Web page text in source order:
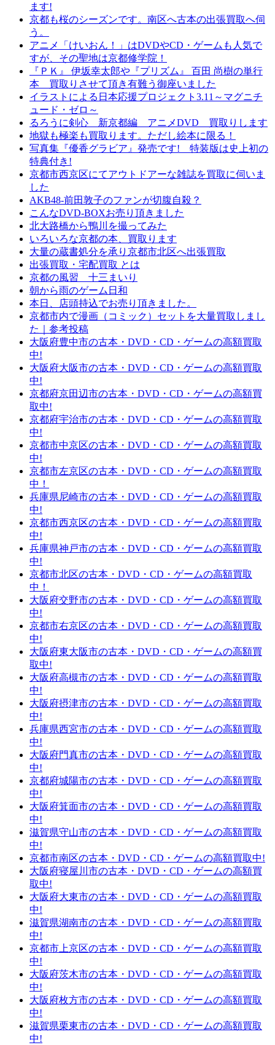
ます!
京都も桜のシーズンです。南区へ古本の出張買取へ伺
う。
アニメ「けいおん！」はDVDやCD・ゲームも人気で
すが、その聖地は京都修学院！
『ＰＫ』 伊坂幸太郎や『プリズム』 百田 尚樹の単行
本 買取りさせて頂き有難う御座いました
イラストによる日本応援プロジェクト3.11～マグニチ
ュード・ゼロ～
るろうに剣心 新京都編 アニメDVD 買取りします
地獄も極楽も買取ります。ただし絵本に限る！
写真集『優香グラビア』発売です! 特装版は史上初の
特典付き!
京都市西京区にてアウトドアーな雑誌を買取に伺いま
した
AKB48-前田敦子のファンが切腹自殺？
こんなDVD-BOXお売り頂きました
北大路橋から鴨川を撮ってみた
いろいろな京都の本、買取ります
大量の蔵書処分を承り京都市北区へ出張買取
出張買取・宅配買取 とは
京都の風習 十三まいり
朝から雨のゲーム日和
本日、店頭持込でお売り頂きました。
京都市内で漫画（コミック）セットを大量買取しまし
た｜参考投稿
大阪府豊中市の古本・DVD・CD・ゲームの高額買取
中!
大阪府大阪市の古本・DVD・CD・ゲームの高額買取
中!
京都府京田辺市の古本・DVD・CD・ゲームの高額買
取中!
京都府宇治市の古本・DVD・CD・ゲームの高額買取
中!
京都市中京区の古本・DVD・CD・ゲームの高額買取
中!
京都市左京区の古本・DVD・CD・ゲームの高額買取
中！
兵庫県尼崎市の古本・DVD・CD・ゲームの高額買取
中!
京都市西京区の古本・DVD・CD・ゲームの高額買取
中!
兵庫県神戸市の古本・DVD・CD・ゲームの高額買取
中!
京都市北区の古本・DVD・CD・ゲームの高額買取
中！
大阪府交野市の古本・DVD・CD・ゲームの高額買取
中!
京都市右京区の古本・DVD・CD・ゲームの高額買取
中!
大阪府東大阪市の古本・DVD・CD・ゲームの高額買
取中!
大阪府高槻市の古本・DVD・CD・ゲームの高額買取
中!
大阪府摂津市の古本・DVD・CD・ゲームの高額買取
中!
兵庫県西宮市の古本・DVD・CD・ゲームの高額買取
中!
大阪府門真市の古本・DVD・CD・ゲームの高額買取
中!
京都府城陽市の古本・DVD・CD・ゲームの高額買取
中!
大阪府箕面市の古本・DVD・CD・ゲームの高額買取
中!
滋賀県守山市の古本・DVD・CD・ゲームの高額買取
中!
京都市南区の古本・DVD・CD・ゲームの高額買取中!
大阪府寝屋川市の古本・DVD・CD・ゲームの高額買
取中!
大阪府大東市の古本・DVD・CD・ゲームの高額買取
中!
滋賀県湖南市の古本・DVD・CD・ゲームの高額買取
中!
京都市上京区の古本・DVD・CD・ゲームの高額買取
中!
大阪府茨木市の古本・DVD・CD・ゲームの高額買取
中!
大阪府枚方市の古本・DVD・CD・ゲームの高額買取
中!
滋賀県栗東市の古本・DVD・CD・ゲームの高額買取
中!